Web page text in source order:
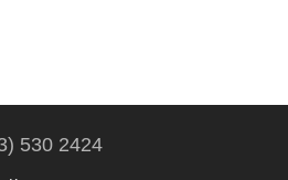
530 2424